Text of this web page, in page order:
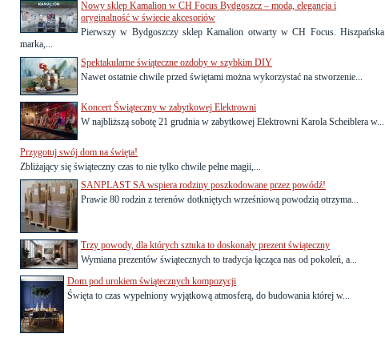
Nowy sklep Kamalion w CH Focus Bydgoszcz – moda, elegancja i
oryginalność w świecie akcesoriów
Pierwszy w Bydgoszczy sklep Kamalion otwarty w CH Focus. Hiszpańska
marka,...
Spektakularne świąteczne ozdoby w szybkim DIY
Nawet ostatnie chwile przed świętami można wykorzystać na stworzenie...
Koncert Świąteczny w zabytkowej Elektrowni
W najbliższą sobotę 21 grudnia w zabytkowej Elektrowni Karola Scheiblera w...
Przygotuj swój dom na święta!
Zbliżający się świąteczny czas to nie tylko chwile pełne magii,...
SANPLAST SA wspiera rodziny poszkodowane przez powódź!
Prawie 80 rodzin z terenów dotkniętych wrześniową powodzią otrzyma...
Trzy powody, dla których sztuka to doskonały prezent świąteczny
Wymiana prezentów świątecznych to tradycja łącząca nas od pokoleń, a...
Dom pod urokiem świątecznych kompozycji
Święta to czas wypełniony wyjątkową atmosferą, do budowania której w...